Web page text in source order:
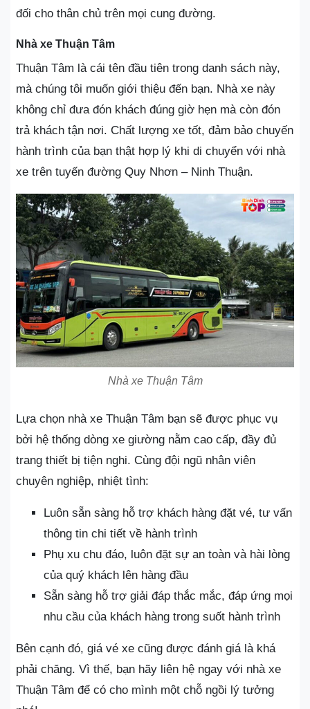
đối cho thân chủ trên mọi cung đường.
Nhà xe Thuận Tâm
Thuận Tâm là cái tên đầu tiên trong danh sách này,
mà chúng tôi muốn giới thiệu đến bạn. Nhà xe này
không chỉ đưa đón khách đúng giờ hẹn mà còn đón
trả khách tận nơi. Chất lượng xe tốt, đảm bảo chuyến
hành trình của bạn thật hợp lý khi di chuyển với nhà
xe trên tuyến đường Quy Nhơn – Ninh Thuận.
Nhà xe Thuận Tâm
Lựa chọn nhà xe Thuận Tâm bạn sẽ được phục vụ
bởi hệ thống dòng xe giường nằm cao cấp, đầy đủ
trang thiết bị tiện nghi. Cùng đội ngũ nhân viên
chuyên nghiệp, nhiệt tình:
Luôn sẵn sàng hỗ trợ khách hàng đặt vé, tư vấn
thông tin chi tiết về hành trình
Phụ xu chu đáo, luôn đặt sự an toàn và hài lòng
của quý khách lên hàng đầu
Sẵn sàng hỗ trợ giải đáp thắc mắc, đáp ứng mọi
nhu cầu của khách hàng trong suốt hành trình
Bên cạnh đó, giá vé xe cũng được đánh giá là khá
phải chăng. Vì thế, bạn hãy liên hệ ngay với nhà xe
Thuận Tâm để có cho mình một chỗ ngồi lý tưởng